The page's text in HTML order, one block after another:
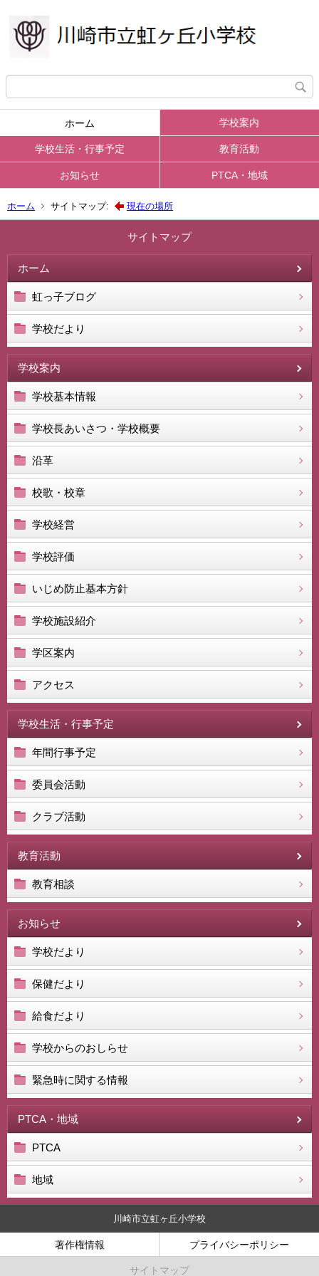
ホーム 学校案内
学校生活・行事予定 教育活動
お知らせ PTCA・地域
ホーム サイトマップ: 現在の場所
サイトマップ
ホーム
虹っ子ブログ
学校だより
学校案内
学校基本情報
学校長あいさつ・学校概要
沿革
校歌・校章
学校経営
学校評価
いじめ防止基本方針
学校施設紹介
学区案内
アクセス
学校生活・行事予定
年間行事予定
委員会活動
クラブ活動
教育活動
教育相談
お知らせ
学校だより
保健だより
給食だより
学校からのおしらせ
緊急時に関する情報
PTCA・地域
PTCA
地域
川崎市立虹ヶ丘小学校
著作権情報 プライバシーポリシー
サイトマップ